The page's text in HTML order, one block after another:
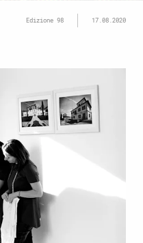
Edizione 98 17.08.2020